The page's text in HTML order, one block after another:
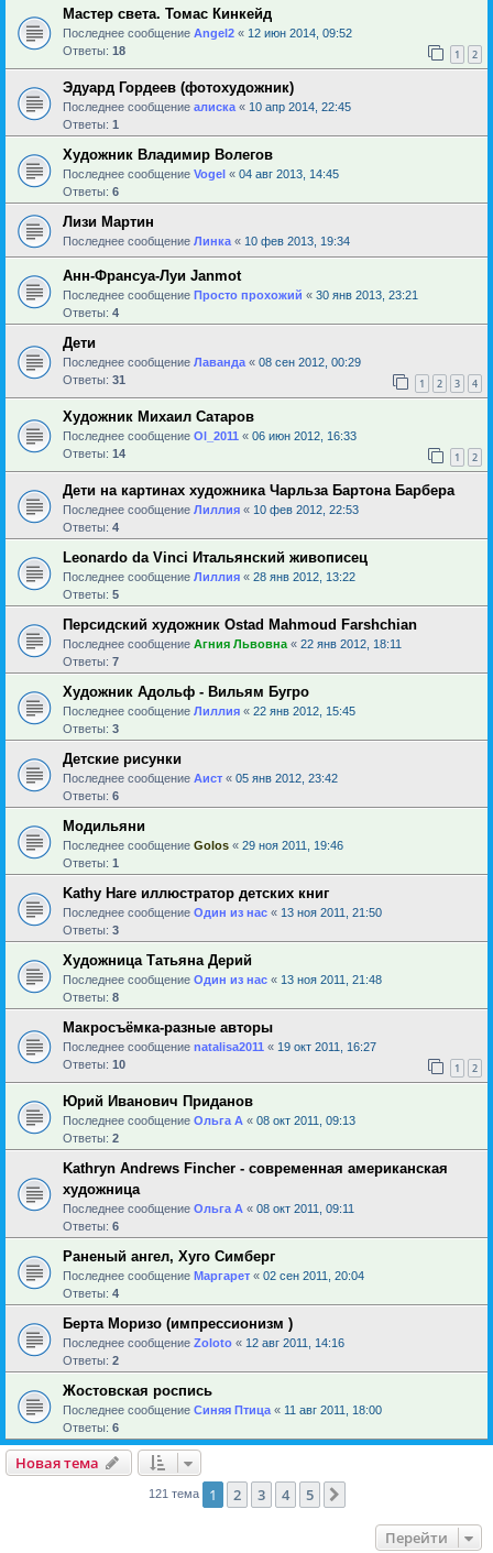
Мастер света. Томас Кинкейд
Последнее сообщение Angel2 « 12 июн 2014, 09:52
Ответы: 18 1 2
Эдуард Гордеев (фотохудожник)
Последнее сообщение алиска « 10 апр 2014, 22:45
Ответы: 1
Художник Владимир Волегов
Последнее сообщение Vogel « 04 авг 2013, 14:45
Ответы: 6
Лизи Мартин
Последнее сообщение Линка « 10 фев 2013, 19:34
Анн-Франсуа-Луи Janmot
Последнее сообщение Просто прохожий « 30 янв 2013, 23:21
Ответы: 4
Дети
Последнее сообщение Лаванда « 08 сен 2012, 00:29
Ответы: 31 1 2 3 4
Художник Михаил Сатаров
Последнее сообщение Ol_2011 « 06 июн 2012, 16:33
Ответы: 14 1 2
Дети на картинах художника Чарльза Бартона Барбера
Последнее сообщение Лиллия « 10 фев 2012, 22:53
Ответы: 4
Leonardo da Vinci Итальянский живописец
Последнее сообщение Лиллия « 28 янв 2012, 13:22
Ответы: 5
Персидский художник Ostad Mahmoud Farshchian
Последнее сообщение Агния Львовна « 22 янв 2012, 18:11
Ответы: 7
Художник Адольф - Вильям Бугро
Последнее сообщение Лиллия « 22 янв 2012, 15:45
Ответы: 3
Детские рисунки
Последнее сообщение Аист « 05 янв 2012, 23:42
Ответы: 6
Модильяни
Последнее сообщение Golos « 29 ноя 2011, 19:46
Ответы: 1
Kathy Hare иллюстратор детских книг
Последнее сообщение Один из нас « 13 ноя 2011, 21:50
Ответы: 3
Художница Татьяна Дерий
Последнее сообщение Один из нас « 13 ноя 2011, 21:48
Ответы: 8
Макросъёмка-разные авторы
Последнее сообщение natalisa2011 « 19 окт 2011, 16:27
Ответы: 10 1 2
Юрий Иванович Приданов
Последнее сообщение Ольга А « 08 окт 2011, 09:13
Ответы: 2
Kathryn Andrews Fincher - современная американская
художница
Последнее сообщение Ольга А « 08 окт 2011, 09:11
Ответы: 6
Раненый ангел, Хуго Симберг
Последнее сообщение Маргарет « 02 сен 2011, 20:04
Ответы: 4
Берта Моризо (импрессионизм )
Последнее сообщение Zoloto « 12 авг 2011, 14:16
Ответы: 2
Жостовская роспись
Последнее сообщение Синяя Птица « 11 авг 2011, 18:00
Ответы: 6
Новая тема
121 тема 1 2 3 4 5
Перейти